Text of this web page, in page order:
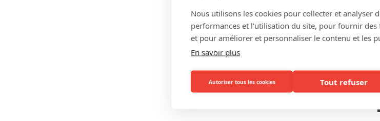
Nous utilisons les cookies pour collecter et analyser
performances et l'utilisation du site, pour fournir
et pour améliorer et personnaliser le contenu et les
En savoir plus
Autoriser tous les cookies Tout refuser
Questions